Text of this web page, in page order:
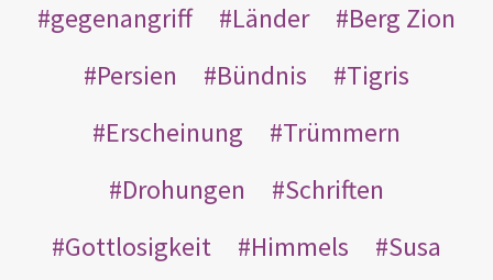
gegenangriff
Länder
Berg Zion
Persien
Bündnis
Tigris
Erscheinung
Trümmern
Drohungen
Schriften
Gottlosigkeit
Himmels
Susa